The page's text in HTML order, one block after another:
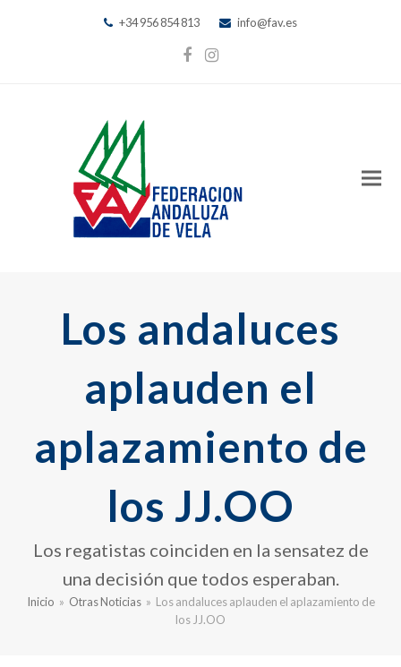
+34 956 854 813 info@fav.es
Facebook
Instagram
Los andaluces
aplauden el
aplazamiento de
los JJ.OO
Los regatistas coinciden en la sensatez de
una decisión que todos esperaban.
Inicio » Otras Noticias » Los andaluces aplauden el aplazamiento de
los JJ.OO